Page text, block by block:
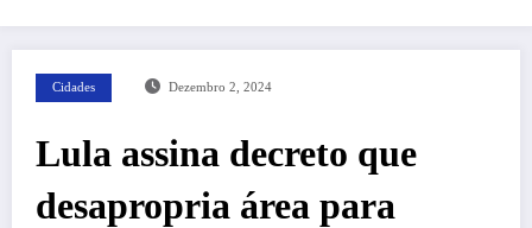
Cidades Dezembro 2, 2024
Lula assina decreto que
desapropria área para